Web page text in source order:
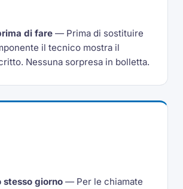
di fare — Prima di sostituire
il tecnico mostra il
Nessuna sorpresa in bolletta.
stesso giorno — Per le chiamate